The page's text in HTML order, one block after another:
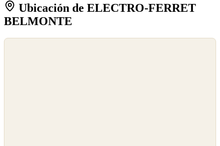
Ubicación de ELECTRO-FERRET
BELMONTE